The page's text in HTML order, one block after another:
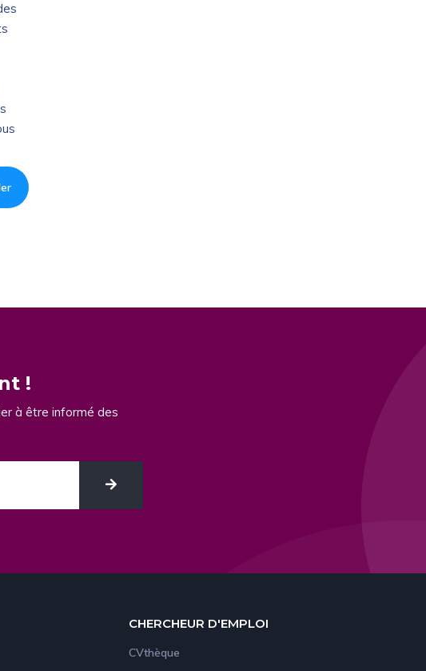
!
à être informé des
CHERCHEUR D'EMPLOI
CVthèque